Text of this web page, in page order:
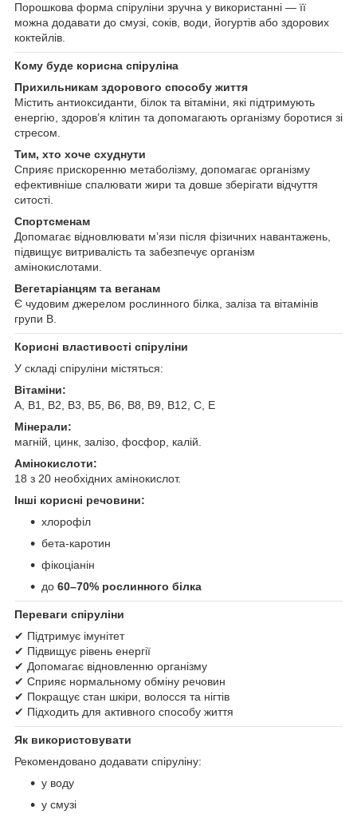
Порошкова форма спіруліни зручна у використанні — її
можна додавати до смузі, соків, води, йогуртів або здорових
коктейлів.
Кому буде корисна спіруліна
Прихильникам здорового способу життя
Містить антиоксиданти, білок та вітаміни, які підтримують
енергію, здоров’я клітин та допомагають організму боротися зі
стресом.
Тим, хто хоче схуднути
Сприяє прискоренню метаболізму, допомагає організму
ефективніше спалювати жири та довше зберігати відчуття
ситості.
Спортсменам
Допомагає відновлювати м’язи після фізичних навантажень,
підвищує витривалість та забезпечує організм
амінокислотами.
Вегетаріанцям та веганам
Є чудовим джерелом рослинного білка, заліза та вітамінів
групи B.
Корисні властивості спіруліни
У складі спіруліни містяться:
Вітаміни:
A, B1, B2, B3, B5, B6, B8, B9, B12, C, E
Мінерали:
магній, цинк, залізо, фосфор, калій.
Амінокислоти:
18 з 20 необхідних амінокислот.
Інші корисні речовини:
хлорофіл
бета-каротин
фікоціанін
до 60–70% рослинного білка
Переваги спіруліни
✔ Підтримує імунітет
✔ Підвищує рівень енергії
✔ Допомагає відновленню організму
✔ Сприяє нормальному обміну речовин
✔ Покращує стан шкіри, волосся та нігтів
✔ Підходить для активного способу життя
Як використовувати
Рекомендовано додавати спіруліну:
у воду
у смузі